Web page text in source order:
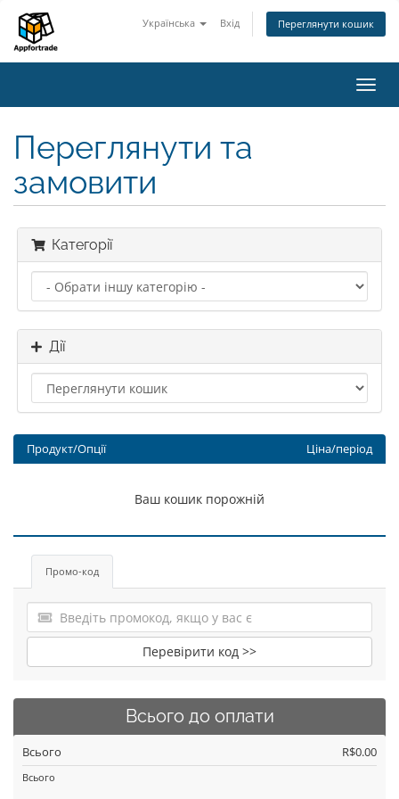
Українська Вхід Переглянути кошик
Переглянути та
замовити
Категорії
Дії
Продукт/Опції Ціна/період
Ваш кошик порожній
Промо-код
Перевірити код >>
Всього до оплати
Всього R$0.00
Всього